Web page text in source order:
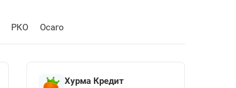
РКО Осаго
Хурма Кредит